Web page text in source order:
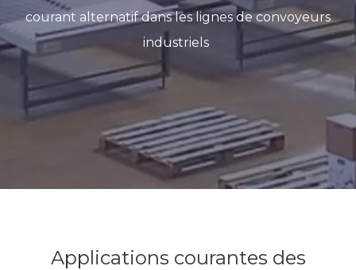
courant alternatif dans les lignes de convoyeurs
industriels
Applications courantes des